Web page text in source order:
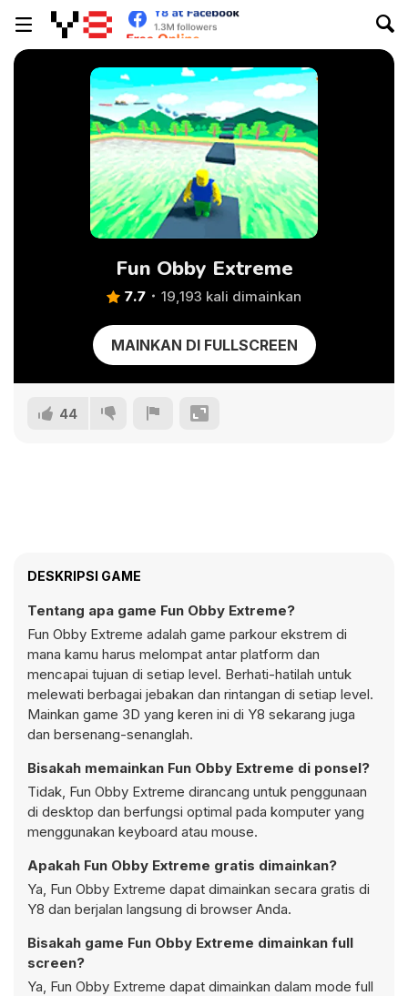
Fun Obby Extreme
7.7 19,193 kali dimainkan
MAINKAN DI FULLSCREEN
44
DESKRIPSI GAME
Tentang apa game Fun Obby Extreme?
Fun Obby Extreme adalah game parkour ekstrem di
mana kamu harus melompat antar platform dan
mencapai tujuan di setiap level. Berhati-hatilah untuk
melewati berbagai jebakan dan rintangan di setiap level.
Mainkan game 3D yang keren ini di Y8 sekarang juga
dan bersenang-senanglah.
Bisakah memainkan Fun Obby Extreme di ponsel?
Tidak, Fun Obby Extreme dirancang untuk penggunaan
di desktop dan berfungsi optimal pada komputer yang
menggunakan keyboard atau mouse.
Apakah Fun Obby Extreme gratis dimainkan?
Ya, Fun Obby Extreme dapat dimainkan secara gratis di
Y8 dan berjalan langsung di browser Anda.
Bisakah game Fun Obby Extreme dimainkan full
screen?
Ya, Fun Obby Extreme dapat dimainkan dalam mode full